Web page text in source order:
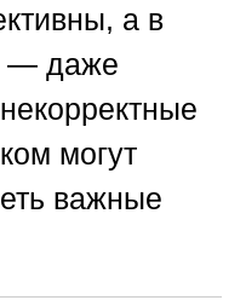
а в
— даже
могут
важные